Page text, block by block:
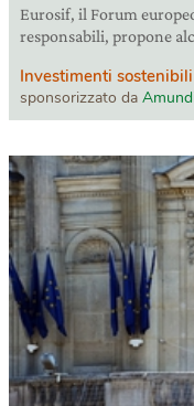
Eurosif, il Forum
responsabili, propone
Investimenti sostenibili
sponsorizzato da